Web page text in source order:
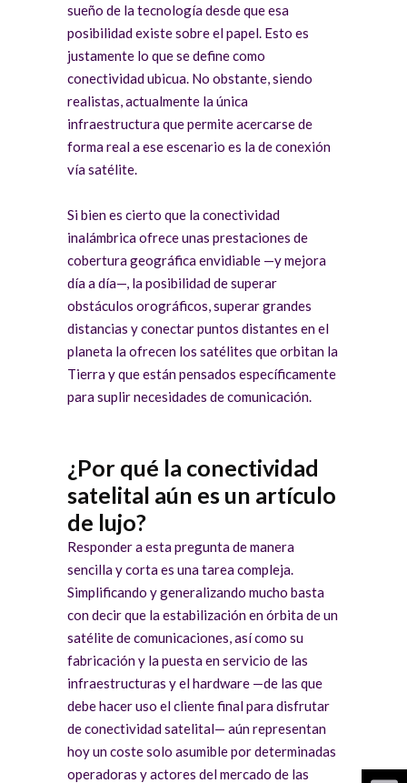
sueño de la tecnología desde que esa
posibilidad existe sobre el papel. Esto es
justamente lo que se define como
conectividad ubicua. No obstante, siendo
realistas, actualmente la única
infraestructura que permite acercarse de
forma real a ese escenario es la de conexión
vía satélite.
Si bien es cierto que la conectividad
inalámbrica ofrece unas prestaciones de
cobertura geográfica envidiable —y mejora
día a día—, la posibilidad de superar
obstáculos orográficos, superar grandes
distancias y conectar puntos distantes en el
planeta la ofrecen los satélites que orbitan la
Tierra y que están pensados específicamente
para suplir necesidades de comunicación.
¿Por qué la conectividad
satelital aún es un artículo
de lujo?
Responder a esta pregunta de manera
sencilla y corta es una tarea compleja.
Simplificando y generalizando mucho basta
con decir que la estabilización en órbita de un
satélite de comunicaciones, así como su
fabricación y la puesta en servicio de las
infraestructuras y el hardware —de las que
debe hacer uso el cliente final para disfrutar
de conectividad satelital— aún representan
hoy un coste solo asumible por determinadas
operadoras y actores del mercado de las